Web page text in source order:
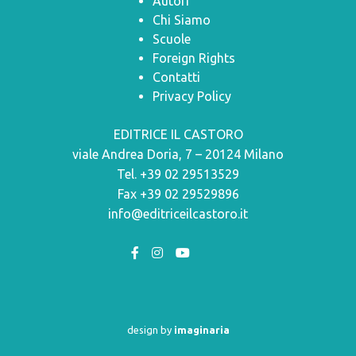
Chi Siamo
Scuole
Foreign Rights
Contatti
Privacy Policy
EDITRICE IL CASTORO
viale Andrea Doria, 7 – 20124 Milano
Tel. +39 02 29513529
Fax +39 02 29529896
info@editriceilcastoro.it
design by imaginaria